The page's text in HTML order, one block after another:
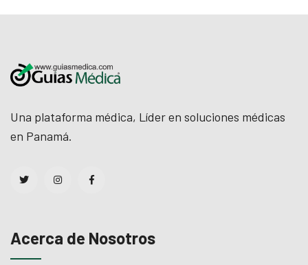
Una plataforma médica, Líder en soluciones médicas
en Panamá.
Acerca de Nosotros